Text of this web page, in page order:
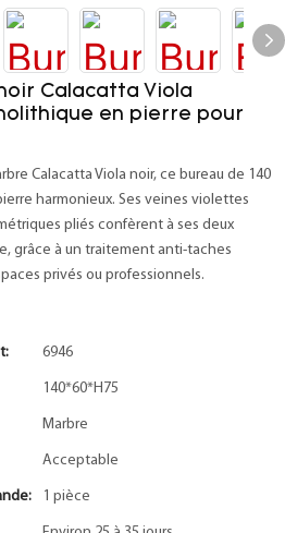
Calacatta Viola
en pierre pour
Calacatta Viola noir, ce bureau de 140
harmonieux. Ses veines violettes
pliés confèrent à ses deux
grâce à un traitement anti-taches
privés ou professionnels.
6946
140*60*H75
Marbre
Acceptable
1 pièce